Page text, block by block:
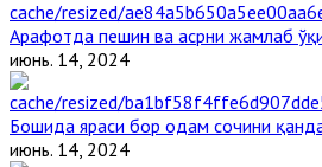
Арафотда пешин ва асрни жамлаб
июнь. 14, 2024
Бошида яраси бор одам сочини
июнь. 14, 2024